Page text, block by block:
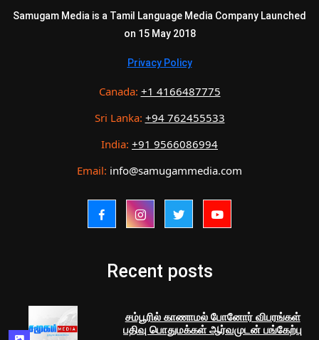
Samugam Media is a Tamil Language Media Company Launched
on 15 May 2018
Privacy Policy
Canada: +1 4166487775
Sri Lanka: +94 762455533
India: +91 9566086994
Email: info@samugammedia.com
Recent posts
சம்பூரில் காணாமல் போனோர் விபரங்கள்
பதிவு பொதுமக்கள் ஆர்வமுடன் பங்கேற்பு